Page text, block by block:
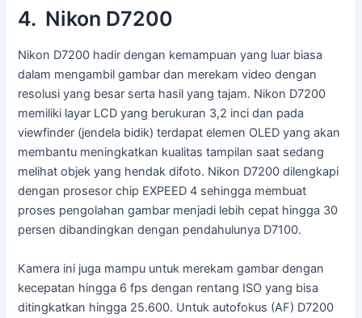
4. Nikon D7200
Nikon D7200 hadir dengan kemampuan yang luar biasa
dalam mengambil gambar dan merekam video dengan
resolusi yang besar serta hasil yang tajam. Nikon D7200
memiliki layar LCD yang berukuran 3,2 inci dan pada
viewfinder (jendela bidik) terdapat elemen OLED yang akan
membantu meningkatkan kualitas tampilan saat sedang
melihat objek yang hendak difoto. Nikon D7200 dilengkapi
dengan prosesor chip EXPEED 4 sehingga membuat
proses pengolahan gambar menjadi lebih cepat hingga 30
persen dibandingkan dengan pendahulunya D7100.
Kamera ini juga mampu untuk merekam gambar dengan
kecepatan hingga 6 fps dengan rentang ISO yang bisa
ditingkatkan hingga 25.600. Untuk autofokus (AF) D7200